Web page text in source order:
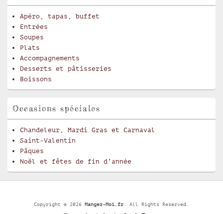
Apéro, tapas, buffet
Entrées
Soupes
Plats
Accompagnements
Desserts et pâtisseries
Boissons
Occasions spéciales
Chandeleur, Mardi Gras et Carnaval
Saint-Valentin
Pâques
Noël et fêtes de fin d’année
Copyright © 2026 Mangez-Moi.fr . All Rights Reserved.